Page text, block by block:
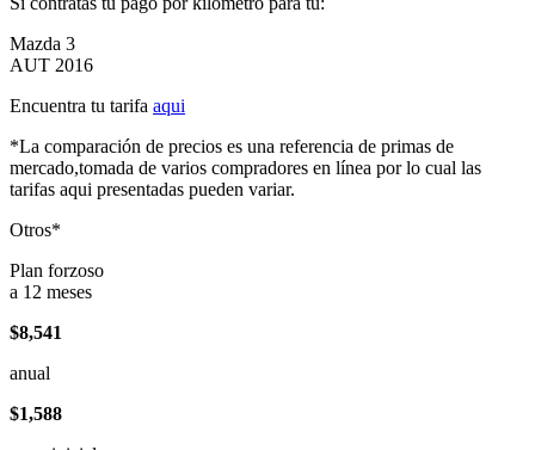
Mazda 3
AUT 2016
Encuentra tu tarifa aqui
*La comparación de precios es una referencia de primas de
mercado,tomada de varios compradores en línea por lo cual las
tarifas aqui presentadas pueden variar.
Otros*
Plan forzoso
a 12 meses
$8,541
anual
$1,588